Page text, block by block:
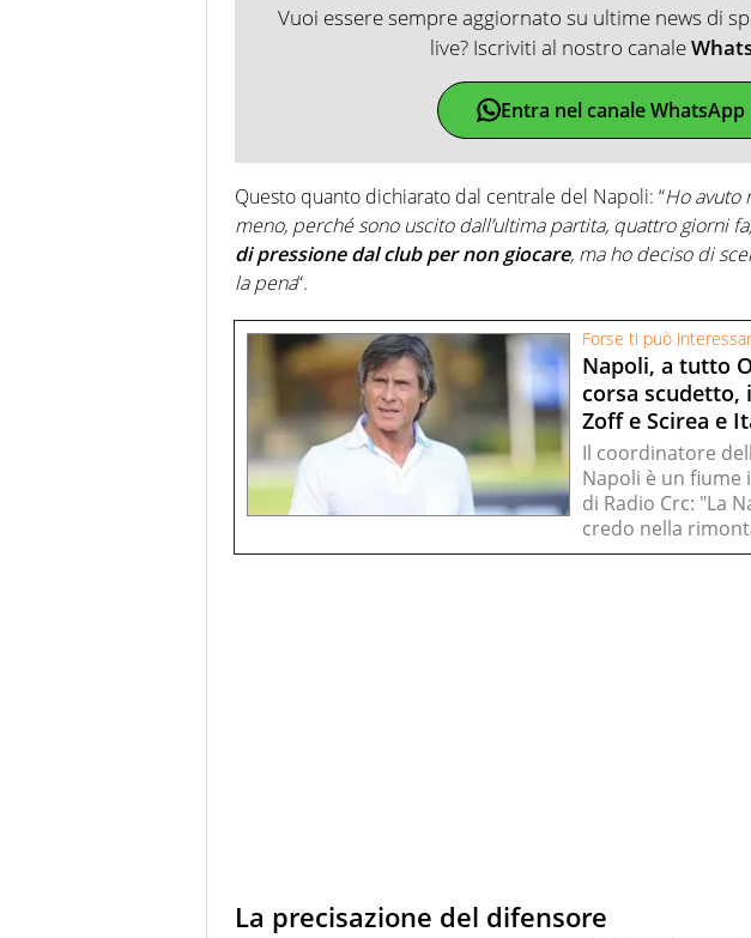
Vuoi essere sempre aggiornato su ultime news di
live? Iscriviti al nostro canale
Entra nel canale WhatsApp
Questo quanto dichiarato dal centrale del Napoli: “Ho avuto
meno, perché sono uscito dall’ultima partita, quattro giorni
di pressione dal club per non giocare, ma ho deciso di
la pena“.
Forse ti può
Napoli, a tutto
corsa scudetto,
Zoff e Scirea e
Il coordinatore
Napoli è un fiume
di Radio Crc: "La
credo nella
La precisazione del difensore